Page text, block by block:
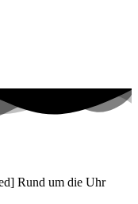
Rund um die Uhr